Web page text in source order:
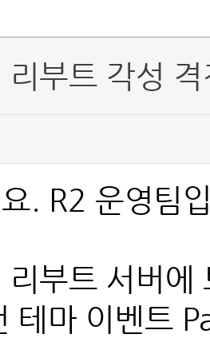
리부트 각성
. R2 운영팀
리부트 서버에
테마 이벤트